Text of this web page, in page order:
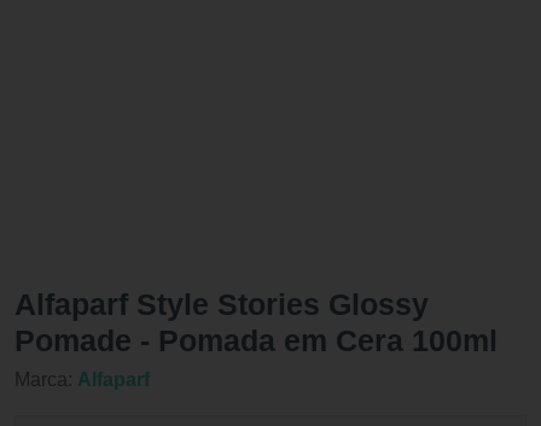
Alfaparf Style Stories Glossy
Pomade - Pomada em Cera 100ml
Marca: Alfaparf